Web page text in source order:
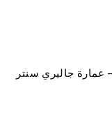
جاليري سنتر